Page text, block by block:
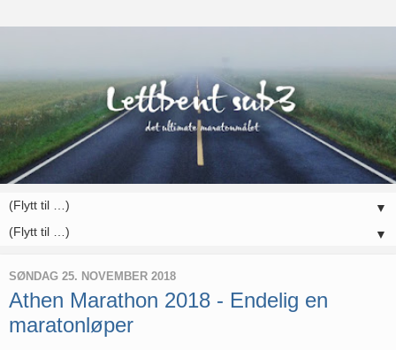
▼
▼
SØNDAG 25. NOVEMBER 2018
Athen Marathon 2018 - Endelig en
maratonløper